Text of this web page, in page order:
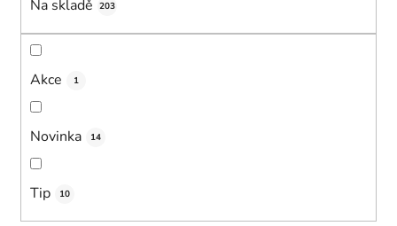
Na skladě 203
Akce 1
Novinka 14
Tip 10